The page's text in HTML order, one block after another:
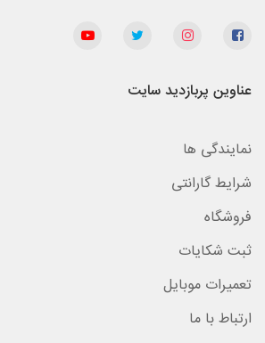
عناوین پربازدید سایت
نمایندگی ها
شرایط گارانتی
فروشگاه
ثبت شکایات
تعمیرات موبایل
ارتباط با ما